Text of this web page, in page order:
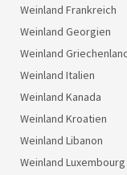
Weinland Frankreich
Weinland Georgien
Weinland
Weinland Italien
Weinland Kanada
Weinland Kroatien
Weinland Libanon
Weinland Luxembourg